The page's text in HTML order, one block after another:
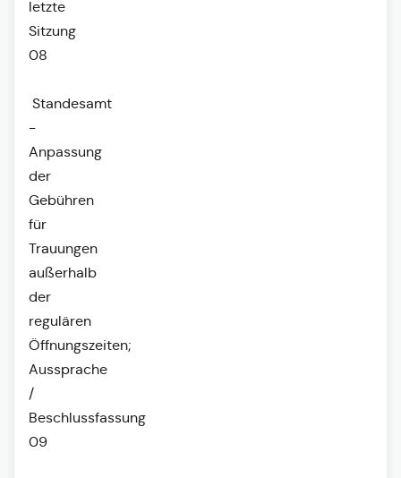
letzte
Sitzung
08
Standesamt
-
Anpassung
der
Gebühren
für
Trauungen
außerhalb
der
regulären
Öffnungszeiten;
Aussprache
/
Beschlussfassung
09